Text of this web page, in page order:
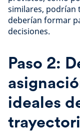
similares, podrían
deberían formar
decisiones.
Paso 2:
ideales